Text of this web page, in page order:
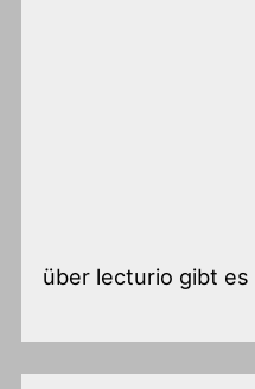
über lecturio gibt es